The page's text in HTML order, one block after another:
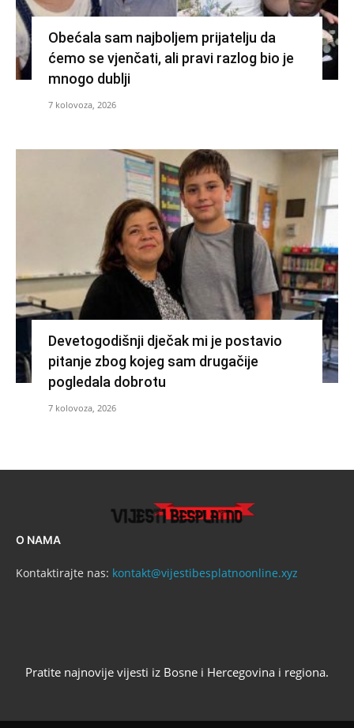
Obećala sam najboljem prijatelju da
ćemo se vjenčati, ali pravi razlog bio je
mnogo dublji
7 kolovoza, 2026
Devetogodišnji dječak mi je postavio
pitanje zbog kojeg sam drugačije
pogledala dobrotu
7 kolovoza, 2026
O NAMA
Kontaktirajte nas: kontakt@vijestibesplatnoonline.xyz
Pratite najnovije vijesti iz Bosne i Hercegovina i regiona.